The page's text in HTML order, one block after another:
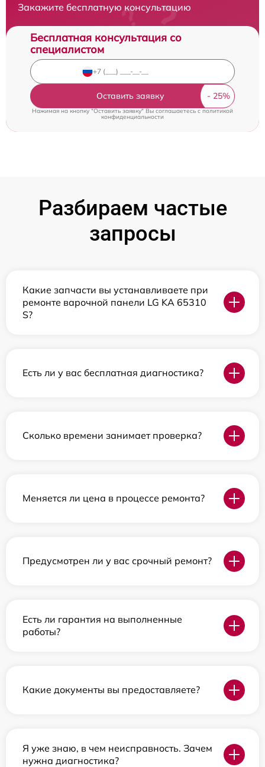
Закажите бесплатную консультацию
Бесплатная консультация со
специалистом
Оставить заявку
Нажимая на кнопку "Оставить заявку" Вы соглашаетесь cполитикой
конфиденциальности
Разбираем частые
запросы
Какие запчасти вы устанавливаете при
ремонте варочной панели LG KA 65310
S?
Есть ли у вас бесплатная диагностика?
Сколько времени занимает проверка?
Меняется ли цена в процессе ремонта?
Предусмотрен ли у вас срочный ремонт?
Есть ли гарантия на выполненные
работы?
Какие документы вы предоставляете?
Я уже знаю, в чем неисправность. Зачем
нужна диагностика?